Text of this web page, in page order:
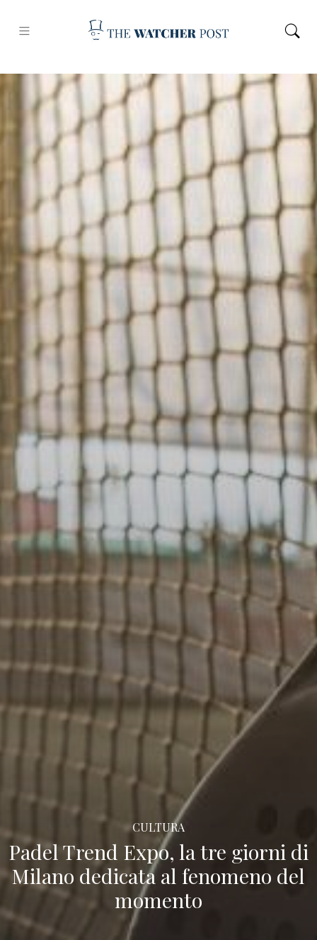
CULTURA
Padel Trend Expo, la tre giorni di
Milano dedicata al fenomeno del
momento